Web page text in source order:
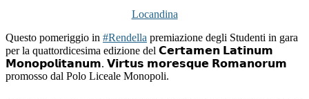
Locandina
Questo pomeriggio in #Rendella premiazione degli Studenti in gara
per la quattordicesima edizione del 𝗖𝗲𝗿𝘁𝗮𝗺𝗲𝗻 𝗟𝗮𝘁𝗶𝗻𝘂𝗺
𝗠𝗼𝗻𝗼𝗽𝗼𝗹𝗶𝘁𝗮𝗻𝘂𝗺. 𝗩𝗶𝗿𝘁𝘂𝘀 𝗺𝗼𝗿𝗲𝘀𝗾𝘂𝗲 𝗥𝗼𝗺𝗮𝗻𝗼𝗿𝘂𝗺
promosso dal Polo Liceale Monopoli.